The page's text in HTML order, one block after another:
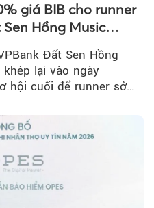
giá BIB cho runner
Hồng Music
Đất Sen Hồng
lại vào ngày
hội cuối để runner sở